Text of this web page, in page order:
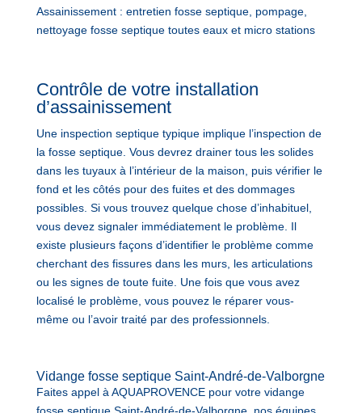
Assainissement : entretien fosse septique, pompage,
nettoyage fosse septique toutes eaux et micro stations
Contrôle de votre installation
d’assainissement
Une inspection septique typique implique l’inspection de
la fosse septique. Vous devrez drainer tous les solides
dans les tuyaux à l’intérieur de la maison, puis vérifier le
fond et les côtés pour des fuites et des dommages
possibles. Si vous trouvez quelque chose d’inhabituel,
vous devez signaler immédiatement le problème. Il
existe plusieurs façons d’identifier le problème comme
cherchant des fissures dans les murs, les articulations
ou les signes de toute fuite. Une fois que vous avez
localisé le problème, vous pouvez le réparer vous-
même ou l’avoir traité par des professionnels.
Vidange fosse septique Saint-André-de-Valborgne
Faites appel à AQUAPROVENCE pour votre vidange